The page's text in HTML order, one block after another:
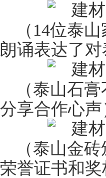
（14位泰
朗诵表达了
（泰山石
分享合作心声
（泰山金
荣誉证书和奖